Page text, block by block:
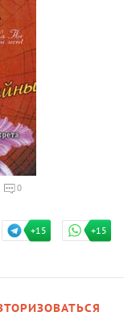
0
+15 +15